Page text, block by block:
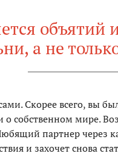
объятий
а не
Скорее всего, вы
собственном мире.
партнер через
и захочет снова